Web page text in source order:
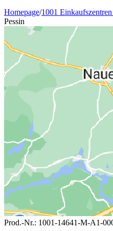
Homepage/1001
Pessin
Prod.-Nr.: 1001-14641-M-A1-